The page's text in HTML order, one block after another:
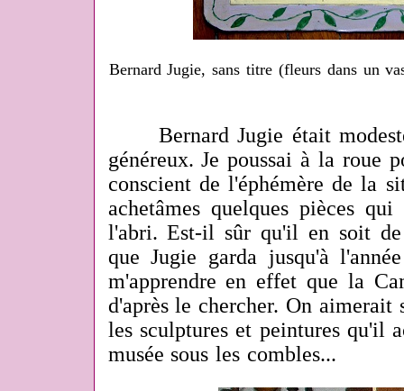
Bernard Jugie, sans titre (fleurs dans un
Bernard Jugie était
généreux. Je poussai à la roue
conscient de l'éphémère de la
achetâmes quelques pièces
l'abri. Est-il sûr qu'il en soit
que Jugie garda jusqu'à
m'apprendre en effet que la
d'après le chercher. On aimerait
les sculptures et peintures qu'il
musée sous les combles...